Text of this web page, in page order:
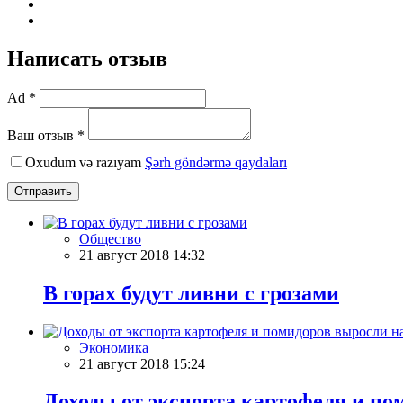
Написать отзыв
Ad *
Ваш отзыв *
Oxudum və razıyam Şərh göndərmə qaydaları
Отправить
Общество
21 август 2018 14:32
В горах будут ливни с грозами
Экономика
21 август 2018 15:24